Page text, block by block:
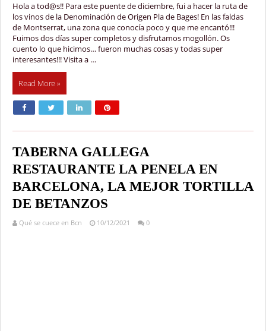
Hola a tod@s!! Para este puente de diciembre, fui a hacer la ruta de
los vinos de la Denominación de Origen Pla de Bages! En las faldas
de Montserrat, una zona que conocía poco y que me encantó!!!
Fuimos dos días super completos y disfrutamos mogollón. Os
cuento lo que hicimos… fueron muchas cosas y todas super
interesantes!!! Visita a …
Read More »
TABERNA GALLEGA
RESTAURANTE LA PENELA EN
BARCELONA, LA MEJOR TORTILLA
DE BETANZOS
Qué se cuece en Bcn 10/12/2021 0